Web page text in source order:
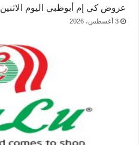
عروض كي إم أبوظبي اليوم الاثنين 3 اغسطس 2026
3 أغسطس، 2026